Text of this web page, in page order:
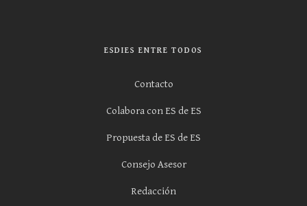
ESDIES ENTRE TODOS
Contacto
Colabora con ES de ES
Propuesta de ES de ES
Consejo Asesor
Redacción